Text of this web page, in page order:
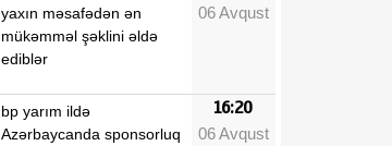
yaxın məsafədən ən
mükəmməl şəklini əldə
ediblər
06 Avqust
bp yarım ildə
Azərbaycanda sponsorluq
16:20
06 Avqust